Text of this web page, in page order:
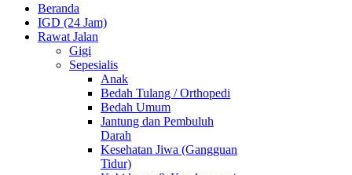
Beranda
IGD (24 Jam)
Rawat Jalan
Gigi
Sepesialis
Anak
Bedah Tulang / Orthopedi
Bedah Umum
Jantung dan Pembuluh
Darah
Kesehatan Jiwa (Gangguan
Tidur)